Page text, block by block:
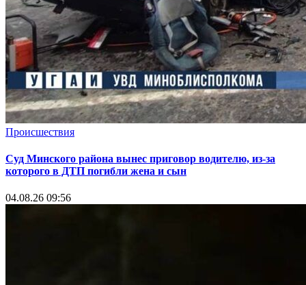
Происшествия
Суд Минского района вынес приговор водителю, из-за
которого в ДТП погибли жена и сын
04.08.26 09:56